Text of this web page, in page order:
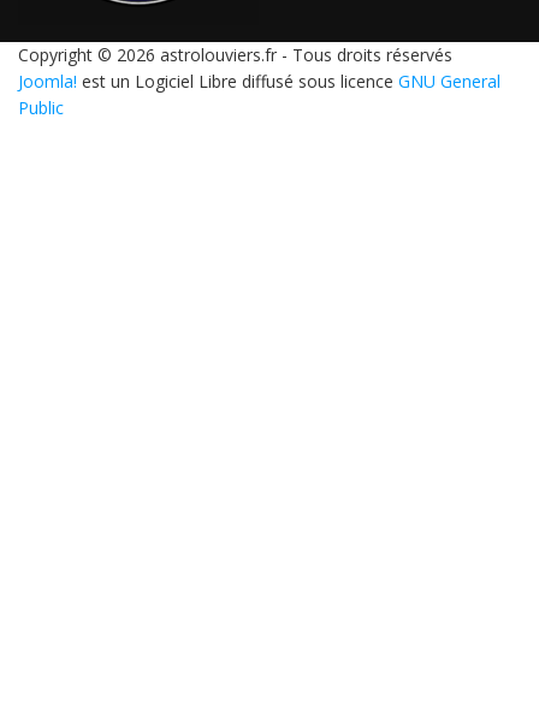
Copyright © 2026 astrolouviers.fr - Tous droits réservés
Joomla! est un Logiciel Libre diffusé sous licence GNU General
Public